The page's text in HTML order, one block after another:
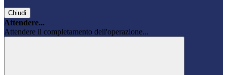
Chiudi
Attendere...
Attendere il completamento dell'operazione...